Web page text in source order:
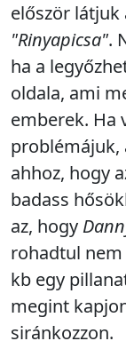
először látjuk
"Rinyapicsa".
ha a
oldala, ami
emberek. Ha
problémájuk,
ahhoz, hogy
badass
az, hogy
rohadtul
kb egy
megint
siránkozzon.